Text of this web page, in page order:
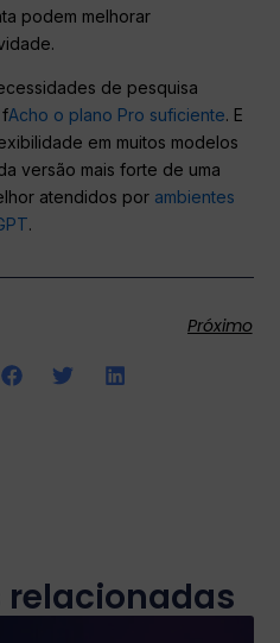
podem melhorar
de pesquisa
fAcho o plano Pro suficiente. E
em muitos modelos
versão mais forte de uma
atendidos por ambientes
.
Próximo
relacionadas